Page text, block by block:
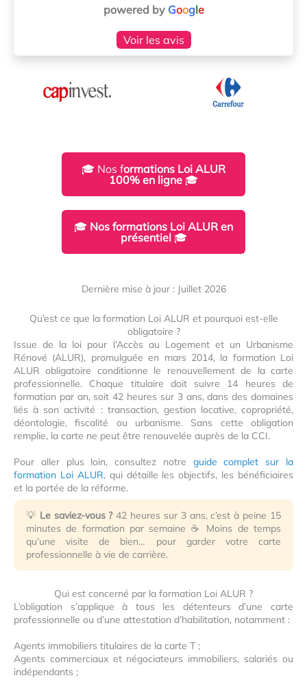
powered by Google
Voir les avis
🎓 Nos formations Loi ALUR
100% en ligne 🎓
🎓 Nos formations Loi ALUR en
présentiel🎓
Dernière mise à jour : Juillet 2026
Qu’est ce que la formation Loi ALUR et pourquoi est-elle
obligatoire ?
Issue de la loi pour l’Accès au Logement et un Urbanisme
Rénové (ALUR), promulguée en mars 2014, la formation Loi
ALUR obligatoire conditionne le renouvellement de la carte
professionnelle. Chaque titulaire doit suivre 14 heures de
formation par an, soit 42 heures sur 3 ans, dans des domaines
liés à son activité : transaction, gestion locative, copropriété,
déontologie, fiscalité ou urbanisme. Sans cette obligation
remplie, la carte ne peut être renouvelée auprès de la CCI.
Pour aller plus loin, consultez notre guide complet sur la
formation Loi ALUR, qui détaille les objectifs, les bénéficiaires
et la portée de la réforme.
💡 Le saviez-vous ?42 heures sur 3 ans, c’est à peine 15
minutes de formation par semaine ☕ Moins de temps
qu’une visite de bien… pour garder votre carte
professionnelle à vie de carrière.
Qui est concerné par la formation Loi ALUR ?
L’obligation s’applique à tous les détenteurs d’une carte
professionnelle ou d’une attestation d’habilitation, notamment :
Agents immobiliers titulaires de la carte T ;
Agents commerciaux et négociateurs immobiliers, salariés ou
indépendants ;